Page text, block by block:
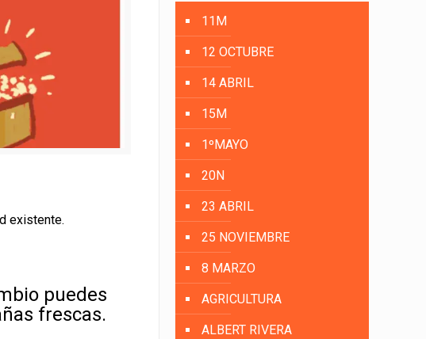
existente.
puedes
frescas.
11M
12 OCTUBRE
14 ABRIL
15M
1ºMAYO
20N
23 ABRIL
25 NOVIEMBRE
8 MARZO
AGRICULTURA
ALBERT RIVERA